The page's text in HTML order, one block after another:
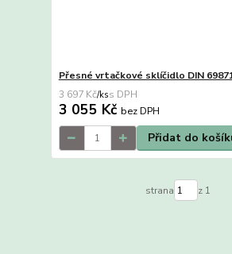
Přesné vrtačkové sklíčidlo DIN
3 697 Kč/ks
3 055 Kč bez DPH
Přidat do
strana z 1